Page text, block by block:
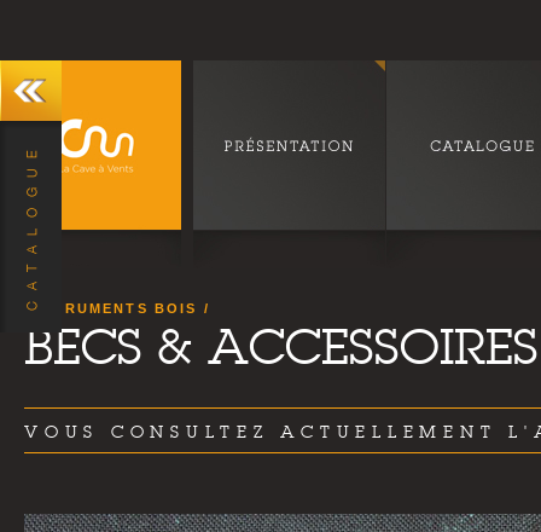
INSTRUMENTS BOIS
BECS & ACCESSOIRES
VOUS CONSULTEZ ACTUELLEMENT